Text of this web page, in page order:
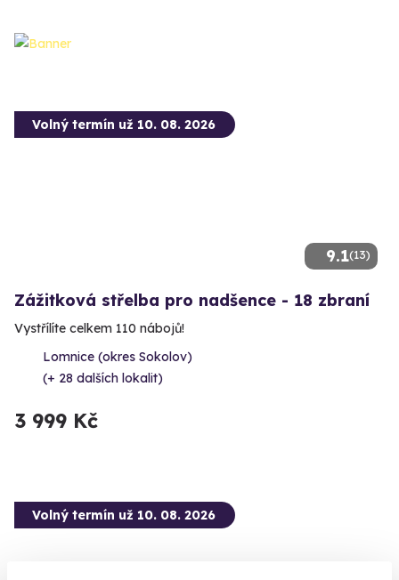
9.1(13)
Volný termín už 10. 08. 2026
Zážitková střelba pro nadšence - 18 zbraní
Vystřílíte celkem 110 nábojů!
Lomnice (okres Sokolov)
(+ 28 dalších lokalit)
3 999 Kč
Volný termín už 10. 08. 2026